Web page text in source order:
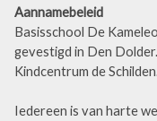
Aannamebeleid
Basisschool De
gevestigd in Den
Kindcentrum de
Iedereen is van harte